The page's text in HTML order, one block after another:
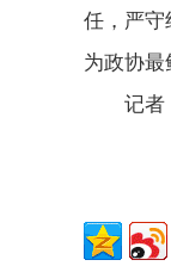
任，严守
为政协最
记者